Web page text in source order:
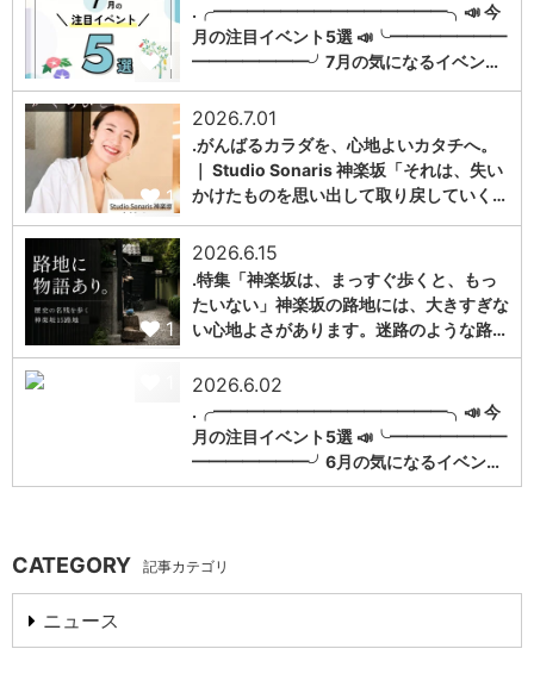
1
.╭━━━━━━━━━━━━━━╮📣 今
月の注目イベント5選 📣╰━━━━━━━
━━━━━━━╯7月の気になるイベン…
1
2026.7.01
.がんばるカラダを、心地よいカタチへ。
｜ Studio Sonaris 神楽坂「それは、失い
かけたものを思い出して取り戻していく…
1
2026.6.15
.特集「神楽坂は、まっすぐ歩くと、もっ
たいない」神楽坂の路地には、大きすぎな
い心地よさがあります。迷路のような路…
2026.6.02
.╭━━━━━━━━━━━━━━╮📣 今
月の注目イベント5選 📣╰━━━━━━━
━━━━━━━╯6月の気になるイベン…
CATEGORY 記事カテゴリ
ニュース